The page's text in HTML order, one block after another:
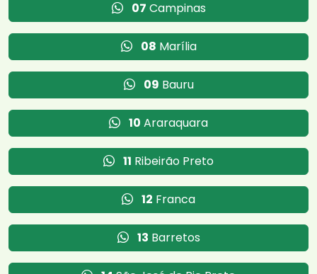
07 Campinas
08 Marília
09 Bauru
10 Araraquara
11 Ribeirão Preto
12 Franca
13 Barretos